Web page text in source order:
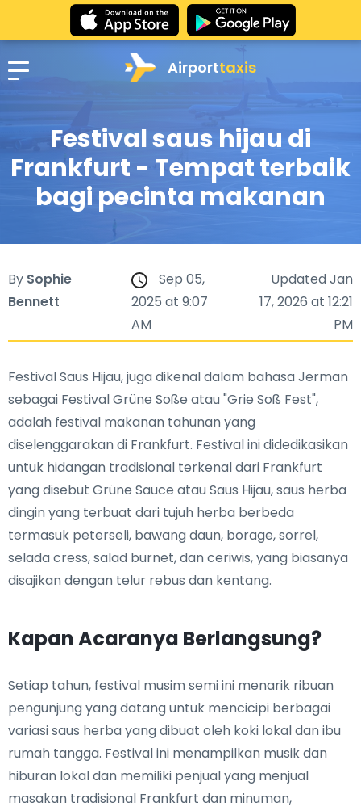
Airporttaxis
Festival saus hijau di
Frankfurt - Tempat terbaik
bagi pecinta makanan
By Sophie
Bennett
Sep 05,
2025 at 9:07
AM
Updated Jan
17, 2026 at 12:21
PM
Festival Saus Hijau, juga dikenal dalam bahasa Jerman
sebagai Festival Grüne Soße atau "Grie Soß Fest",
adalah festival makanan tahunan yang
diselenggarakan di Frankfurt. Festival ini didedikasikan
untuk hidangan tradisional terkenal dari Frankfurt
yang disebut Grüne Sauce atau Saus Hijau, saus herba
dingin yang terbuat dari tujuh herba berbeda
termasuk peterseli, bawang daun, borage, sorrel,
selada cress, salad burnet, dan ceriwis, yang biasanya
disajikan dengan telur rebus dan kentang.
Kapan Acaranya Berlangsung?
Setiap tahun, festival musim semi ini menarik ribuan
pengunjung yang datang untuk mencicipi berbagai
variasi saus herba yang dibuat oleh koki lokal dan ibu
rumah tangga. Festival ini menampilkan musik dan
hiburan lokal dan memiliki penjual yang menjual
masakan tradisional Frankfurt dan minuman,